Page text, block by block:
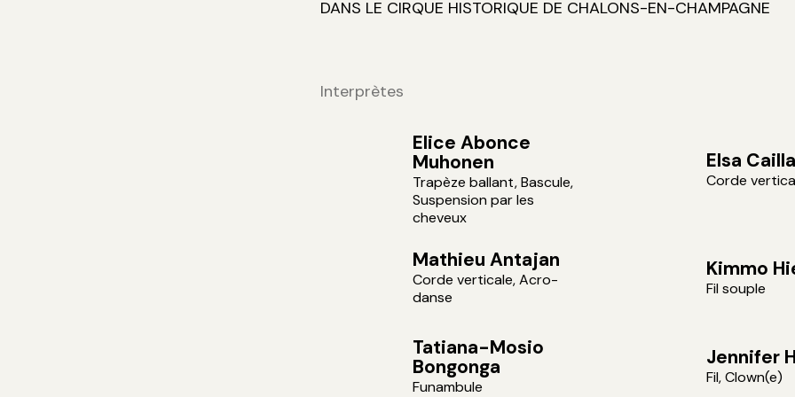
DANS LE CIRQUE HISTORIQUE DE CHALONS-EN-CHAMPAGNE
Interprètes
Elice Abonce
Muhonen
Trapèze ballant, Bascule,
Suspension par les
cheveux
Elsa
Corde
Mathieu Antajan
Corde verticale, Acro-
danse
Kimmo
Fil souple
Tatiana-Mosio
Bongonga
Funambule
Jennifer
Fil, Clown(e)